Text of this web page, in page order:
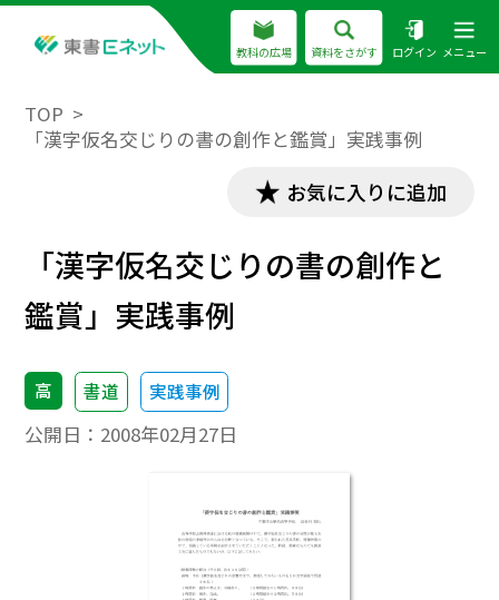
教科の広場 資料をさがす ログイン メニュー
TOP
「漢字仮名交じりの書の創作と鑑賞」実践事例
お気に入りに追加
「漢字仮名交じりの書の創作と
鑑賞」実践事例
高 書道 実践事例
公開日： 2008年02月27日